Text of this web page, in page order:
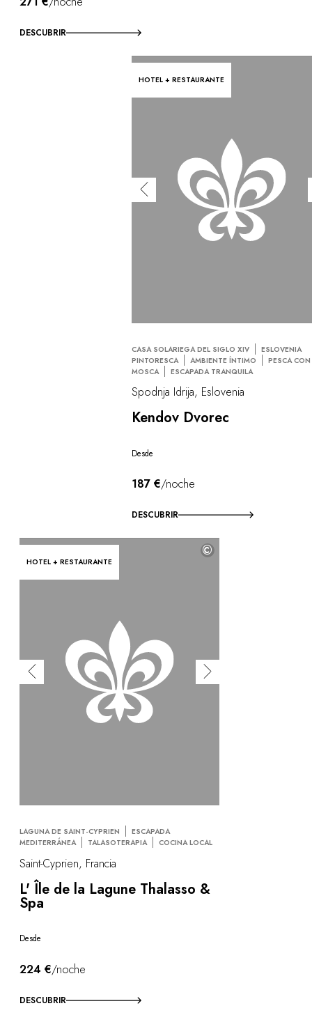
DESCUBRIR
HOTEL + RESTAURANTE
CASA SOLARIEGA DEL SIGLO XIV
ESLOVENIA
PINTORESCA
AMBIENTE ÍNTIMO
PESCA CON
MOSCA
ESCAPADA TRANQUILA
Spodnja Idrija, Eslovenia
Kendov Dvorec
Desde
187 €/noche
DESCUBRIR
HOTEL + RESTAURANTE
©
LAGUNA DE SAINT-CYPRIEN
ESCAPADA
MEDITERRÁNEA
TALASOTERAPIA COCINA LOCAL
Saint-Cyprien, Francia
L' Île de la Lagune Thalasso &
Spa
Desde
224 €/noche
DESCUBRIR